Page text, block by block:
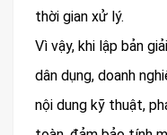
thời gian xử lý.
Vì vậy, khi lập bản
dân dụng, doanh
nội dung kỹ thuật,